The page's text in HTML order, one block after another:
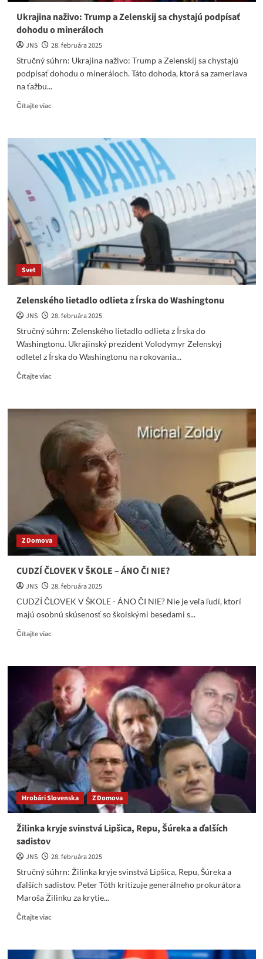
Ukrajina naživo: Trump a Zelenskij sa chystajú podpísať
dohodu o mineráloch
JNS
28. februára 2025
Stručný súhrn: Ukrajina naživo: Trump a Zelenskij sa chystajú
podpísať dohodu o mineráloch. Táto dohoda, ktorá sa zameriava
na ťažbu...
Čítajte viacRead
Ukrajina
naživo:
Trump
a
Zelenskij
sa
chystajú
podpísať
dohodu
o
mineráloch
Svet
Zelenského lietadlo odlieta z Írska do Washingtonu
JNS
28. februára 2025
Stručný súhrn: Zelenského lietadlo odlieta z Írska do
Washingtonu. Ukrajinský prezident Volodymyr Zelenskyj
odletel z Írska do Washingtonu na rokovania...
Čítajte viacRead
Zelenského
lietadlo
odlieta
Írska
Washingtonu
Z Domova
CUDZÍ ČLOVEK V ŠKOLE – ÁNO ČI NIE?
JNS
28. februára 2025
CUDZÍ ČLOVEK V ŠKOLE - ÁNO ČI NIE? Nie je veľa ľudí, ktorí
majú osobnú skúsenosť so školskými besedami s...
Čítajte viacRead
CUDZÍ
ČLOVEK
V
ŠKOLE
–
ÁNO
ČI
NIE?
Hrobári Slovenska Z Domova
Žilinka kryje svinstvá Lipšica, Repu, Šúreka a ďalších
sadistov
JNS
28. februára 2025
Stručný súhrn: Žilinka kryje svinstvá Lipšica, Repu, Šúreka a
ďalších sadistov. Peter Tóth kritizuje generálneho prokurátora
Maroša Žilinku za krytie...
Čítajte viacRead
Žilinka